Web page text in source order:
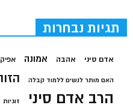
תגיות נבחרות
אדם סיני אהבה אמונה
האם מותר לנשים ללמוד קבלה
הרב אדם סיני זוגיות